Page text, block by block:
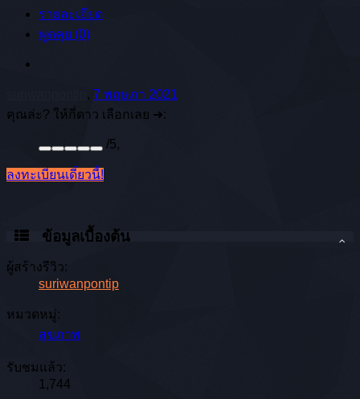
รายละเอียด
พูดคุย (0)
, 7 พฤษภา 2021
คุณล่ะ? ให้กี่ดาว เลือกเลย ➜:
/5,
ลงทะเบียนเดี๋ยวนี้!
ข้อมูลเบื้องต้น
ผู้สร้างรีวิว:
suriwanpontip
หมวดหมู่:
สุขภาพ
รับชมแล้ว:
1,744